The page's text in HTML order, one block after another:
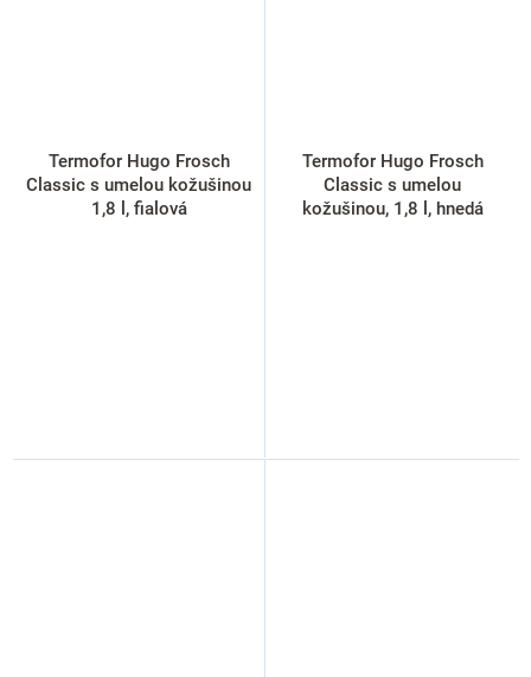
Termofor Hugo Frosch
Classic s umelou kožušinou
1,8 l, fialová
Termofor Hugo Frosch
Classic s umelou
kožušinou, 1,8 l, hnedá